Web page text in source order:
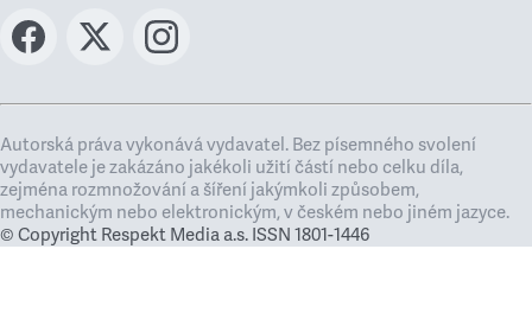
Autorská práva vykonává vydavatel. Bez písemného svolení
vydavatele je zakázáno jakékoli užití částí nebo celku díla,
zejména rozmnožování a šíření jakýmkoli způsobem,
mechanickým nebo elektronickým, v českém nebo jiném jazyce.
© Copyright Respekt Media a.s. ISSN 1801-1446